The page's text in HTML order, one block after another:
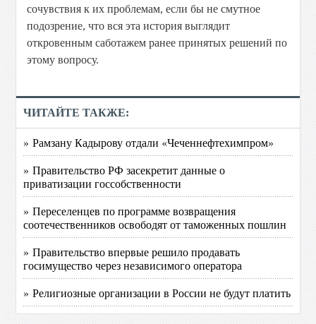
сочувствия к их проблемам, если бы не смутное
подозрение, что вся эта история выглядит
откровенным саботажем ранее принятых решений по
этому вопросу.
ЧИТАЙТЕ ТАКЖЕ:
» Рамзану Кадырову отдали «Чеченнефтехимпром»
» Правительство РФ засекретит данные о
приватизации госсобственности
» Переселенцев по программе возвращения
соотечественников освободят от таможенных пошлин
» Правительство впервые решило продавать
госимущество через независимого оператора
» Религиозные организации в России не будут платить